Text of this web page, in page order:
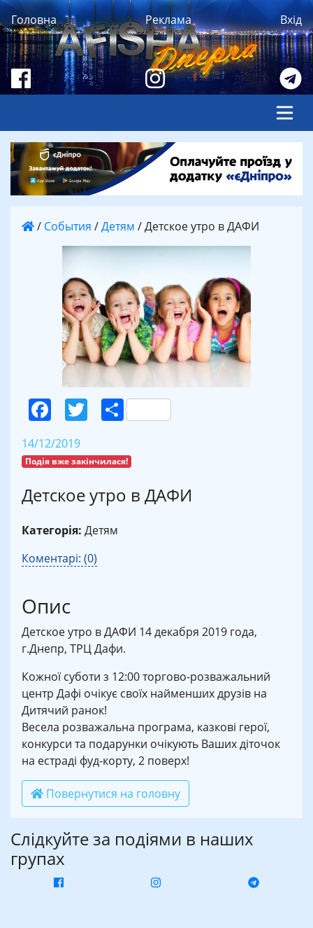
Головна Реклама Вхід
/ События /Детям /Детское утро в ДАФИ
Facebook
Twitter
Поділитися
14/12/2019
Подія вже закінчилася!
Детское утро в ДАФИ
Категорія: Детям
Коментарі: (0)
Опис
Детское утро в ДАФИ 14 декабря 2019 года,
г.Днепр, ТРЦ Дафи.
Кожної суботи з 12:00 торгово-розважальний
центр Дафі очікує своїх найменших друзів на
Дитячий ранок!
Весела розважальна програма, казкові герої,
конкурси та подарунки очікують Ваших діточок
на естраді фуд-корту, 2 поверх!
Повернутися на головну
Слідкуйте за подіями в наших
групах